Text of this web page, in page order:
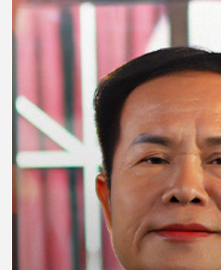
แนะนำ
ลิ
สต์
คุณ
เพลง